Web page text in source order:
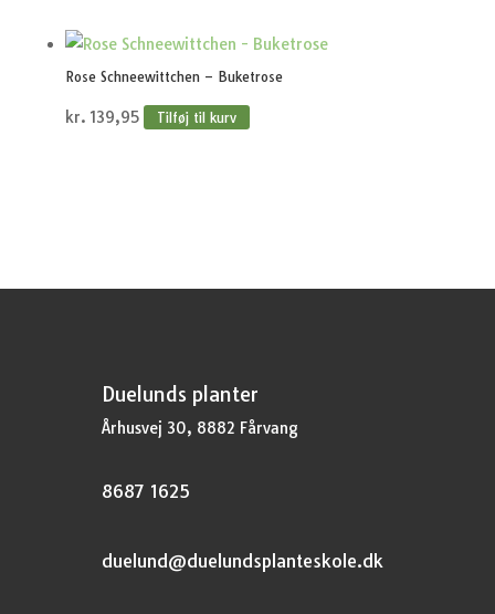
Rose Schneewittchen – Buketrose
kr. 139,95 Tilføj til kurv
Duelunds planter
Århusvej 30, 8882 Fårvang
8687 1625
duelund@duelundsplanteskole.dk